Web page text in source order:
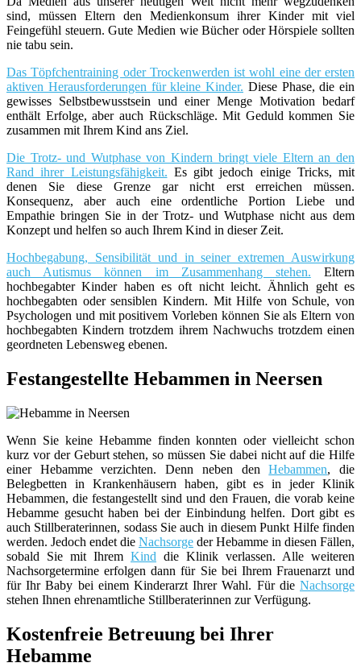
sind, müssen Eltern den Medienkonsum ihrer Kinder mit viel
Feingefühl steuern. Gute Medien wie Bücher oder Hörspiele sollten
nie tabu sein.
Das Töpfchentraining oder Trockenwerden ist wohl eine der ersten
aktiven Herausforderungen für kleine Kinder. Diese Phase, die ein
gewisses Selbstbewusstsein und einer Menge Motivation bedarf
enthält Erfolge, aber auch Rückschläge. Mit Geduld kommen Sie
zusammen mit Ihrem Kind ans Ziel.
Die Trotz- und Wutphase von Kindern bringt viele Eltern an den
Rand ihrer Leistungsfähigkeit. Es gibt jedoch einige Tricks, mit
denen Sie diese Grenze gar nicht erst erreichen müssen.
Konsequenz, aber auch eine ordentliche Portion Liebe und
Empathie bringen Sie in der Trotz- und Wutphase nicht aus dem
Konzept und helfen so auch Ihrem Kind in dieser Zeit.
Hochbegabung, Sensibilität und in seiner extremen Auswirkung
auch Autismus können im Zusammenhang stehen. Eltern
hochbegabter Kinder haben es oft nicht leicht. Ähnlich geht es
hochbegabten oder sensiblen Kindern. Mit Hilfe von Schule, von
Psychologen und mit positivem Vorleben können Sie als Eltern von
hochbegabten Kindern trotzdem ihrem Nachwuchs trotzdem einen
geordneten Lebensweg ebenen.
Festangestellte Hebammen in Neersen
Wenn Sie keine Hebamme finden konnten oder vielleicht schon
kurz vor der Geburt stehen, so müssen Sie dabei nicht auf die Hilfe
einer Hebamme verzichten. Denn neben denHebammen, die
Belegbetten in Krankenhäusern haben, gibt es in jeder Klinik
Hebammen, die festangestellt sind und den Frauen, die vorab keine
Hebamme gesucht haben bei der Einbindung helfen. Dort gibt es
auch Stillberaterinnen, sodass Sie auch in diesem Punkt Hilfe finden
werden. Jedoch endet die Nachsorge der Hebamme in diesen Fällen,
sobald Sie mit Ihrem Kind die Klinik verlassen. Alle weiteren
Nachsorgetermine erfolgen dann für Sie bei Ihrem Frauenarzt und
für Ihr Baby bei einem Kinderarzt Ihrer Wahl. Für die Nachsorge
stehen Ihnen ehrenamtliche Stillberaterinnen zur Verfügung.
Kostenfreie Betreuung bei Ihrer
Hebamme